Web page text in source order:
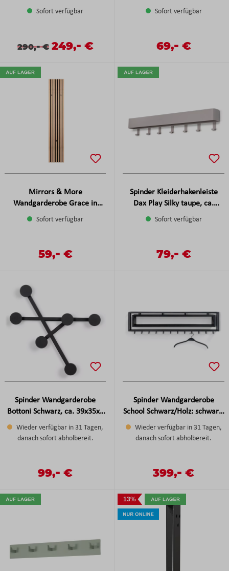
Artisan ca. 93x107x30 cm
Sofort verfügbar
Verkaufspreis:
Regulärer Preis:
290,-€ Verkaufspreis:
249,- €
Artisan Eiche, ca. 50x125 cm
Sofort verfügbar
Regulärer Preis:
Verkaufspreis:
69,- €
Mirrors & More
Wandgarderobe Grace in
Artisan Eiche, ca. 25x160 cm
Sofort verfügbar
Regulärer Preis:
Verkaufspreis:
59,- €
Spinder Kleiderhakenleiste
Dax Play Silky taupe, ca.
72x12x8 cm
Sofort verfügbar
Regulärer Preis:
Verkaufspreis:
79,- €
Spinder Wandgarderobe
Bottoni Schwarz, ca. 39x35x9
cm
Wieder verfügbar in 31 Tagen,
danach sofort abholbereit.
Regulärer Preis:
Verkaufspreis:
99,- €
Spinder Wandgarderobe
School Schwarz/Holz: schwarz,
ca. 118x29,5x19 cm
Wieder verfügbar in 31 Tagen,
danach sofort abholbereit.
Regulärer Preis:
Verkaufspreis:
399,- €
13%